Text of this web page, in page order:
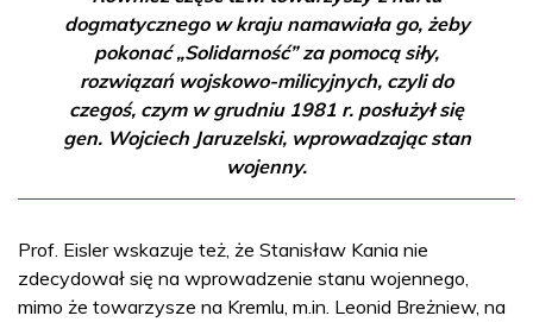
dogmatycznego w kraju namawiała go, żeby
pokonać „Solidarność” za pomocą siły,
rozwiązań wojskowo-milicyjnych, czyli do
czegoś, czym w grudniu 1981 r. posłużył się
gen. Wojciech Jaruzelski, wprowadzając stan
wojenny.
Prof. Eisler wskazuje też, że Stanisław Kania nie
zdecydował się na wprowadzenie stanu wojennego,
mimo że towarzysze na Kremlu, m.in. Leonid Breżniew, na